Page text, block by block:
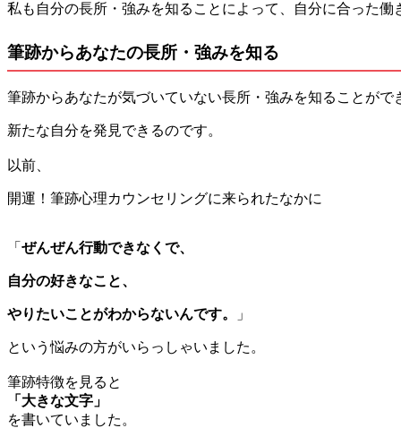
私も自分の長所・強みを知ることによって、自分に合った働
筆跡からあなたの長所・強みを知る
筆跡からあなたが気づいていない長所・強みを知ることがで
新たな自分を発見できるのです。
以前、
開運！筆跡心理カウンセリングに来られたなかに
「 ぜんぜん行動できなくで、
自分の好きなこと、
やりたいことがわからないんです。 」
という悩みの方がいらっしゃいました。
筆跡特徴を見ると
「大きな文字」
を書いていました。